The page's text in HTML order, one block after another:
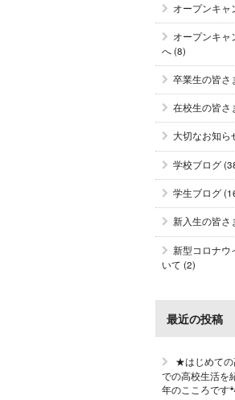
オープンキャ
オープンキャ
へ(8)
卒業生の皆さ
在校生の皆さ
大切なお知ら
学校ブログ
学生ブログ
新入生の皆さ
新型コロナウ
いて (2)
最近の投稿
★はじめての
での高校生活を
年のこころです